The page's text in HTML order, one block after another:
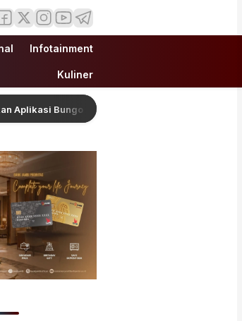
Infotainment
Kuliner
Bungo Pintar, Dorong Transformasi Digital